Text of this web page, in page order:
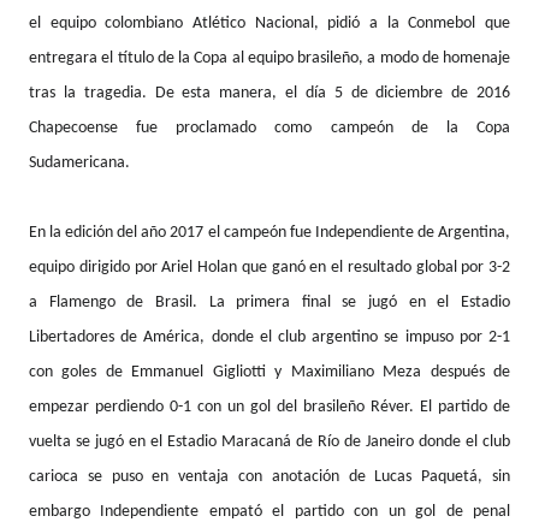
el equipo colombiano Atlético Nacional, pidió a la Conmebol que
entregara el título de la Copa al equipo brasileño, a modo de homenaje
tras la tragedia. De esta manera, el día 5 de diciembre de 2016
Chapecoense fue proclamado como campeón de la Copa
Sudamericana.
En la edición del año 2017 el campeón fue Independientede Argentina,
equipo dirigido por Ariel Holan que ganó en el resultado global por 3-2
a Flamengo de Brasil. La primera final se jugó en el Estadio
Libertadores de América, donde el club argentino se impuso por 2-1
con goles de Emmanuel Gigliotti y Maximiliano Meza después de
empezar perdiendo 0-1 con un gol del brasileño Réver. El partido de
vuelta se jugó en el Estadio Maracaná de Río de Janeiro donde el club
carioca se puso en ventaja con anotación de Lucas Paquetá, sin
embargo Independiente empató el partido con un gol de penal